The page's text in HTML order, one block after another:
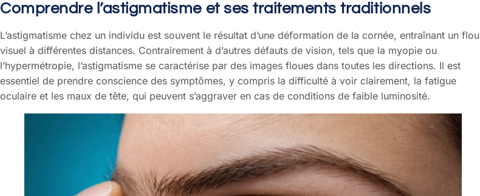
Comprendre l’astigmatisme et ses traitements traditionnels
L’astigmatisme chez un individu est souvent le résultat d’une déformation de la cornée, entraînant un flou
visuel à différentes distances. Contrairement à d’autres défauts de vision, tels que la myopie ou
l’hypermétropie, l’astigmatisme se caractérise par des images floues dans toutes les directions. Il est
essentiel de prendre conscience des symptômes, y compris la difficulté à voir clairement, la fatigue
oculaire et les maux de tête, qui peuvent s’aggraver en cas de conditions de faible luminosité.